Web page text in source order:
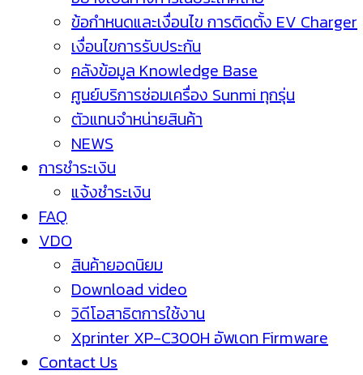
ข้อกำหนดและเงื่อนไข การติดตั้ง EV Charger
เงื่อนไขการรับประกัน
คลังข้อมูล Knowledge Base
ศูนย์บริการซ่อมเครื่อง Sunmi ทุกรุ่น
ตัวแทนจำหน่ายสินค้า
NEWS
การชำระเงิน
แจ้งชำระเงิน
FAQ
VDO
สินค้ายอดนิยม
Download video
วิดีโอสาธิตการใช้งาน
Xprinter XP-C300H อัพเดท Firmware
Contact Us